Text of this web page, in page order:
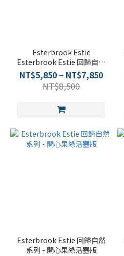
Esterbrook Estie
Esterbrook Estie 回歸自然
系列 - 嬉皮藍
NT$5,850 ~ NT$7,850
NT$8,500
Esterbrook Estie 回歸自然
系列 - 開心果綠活塞版